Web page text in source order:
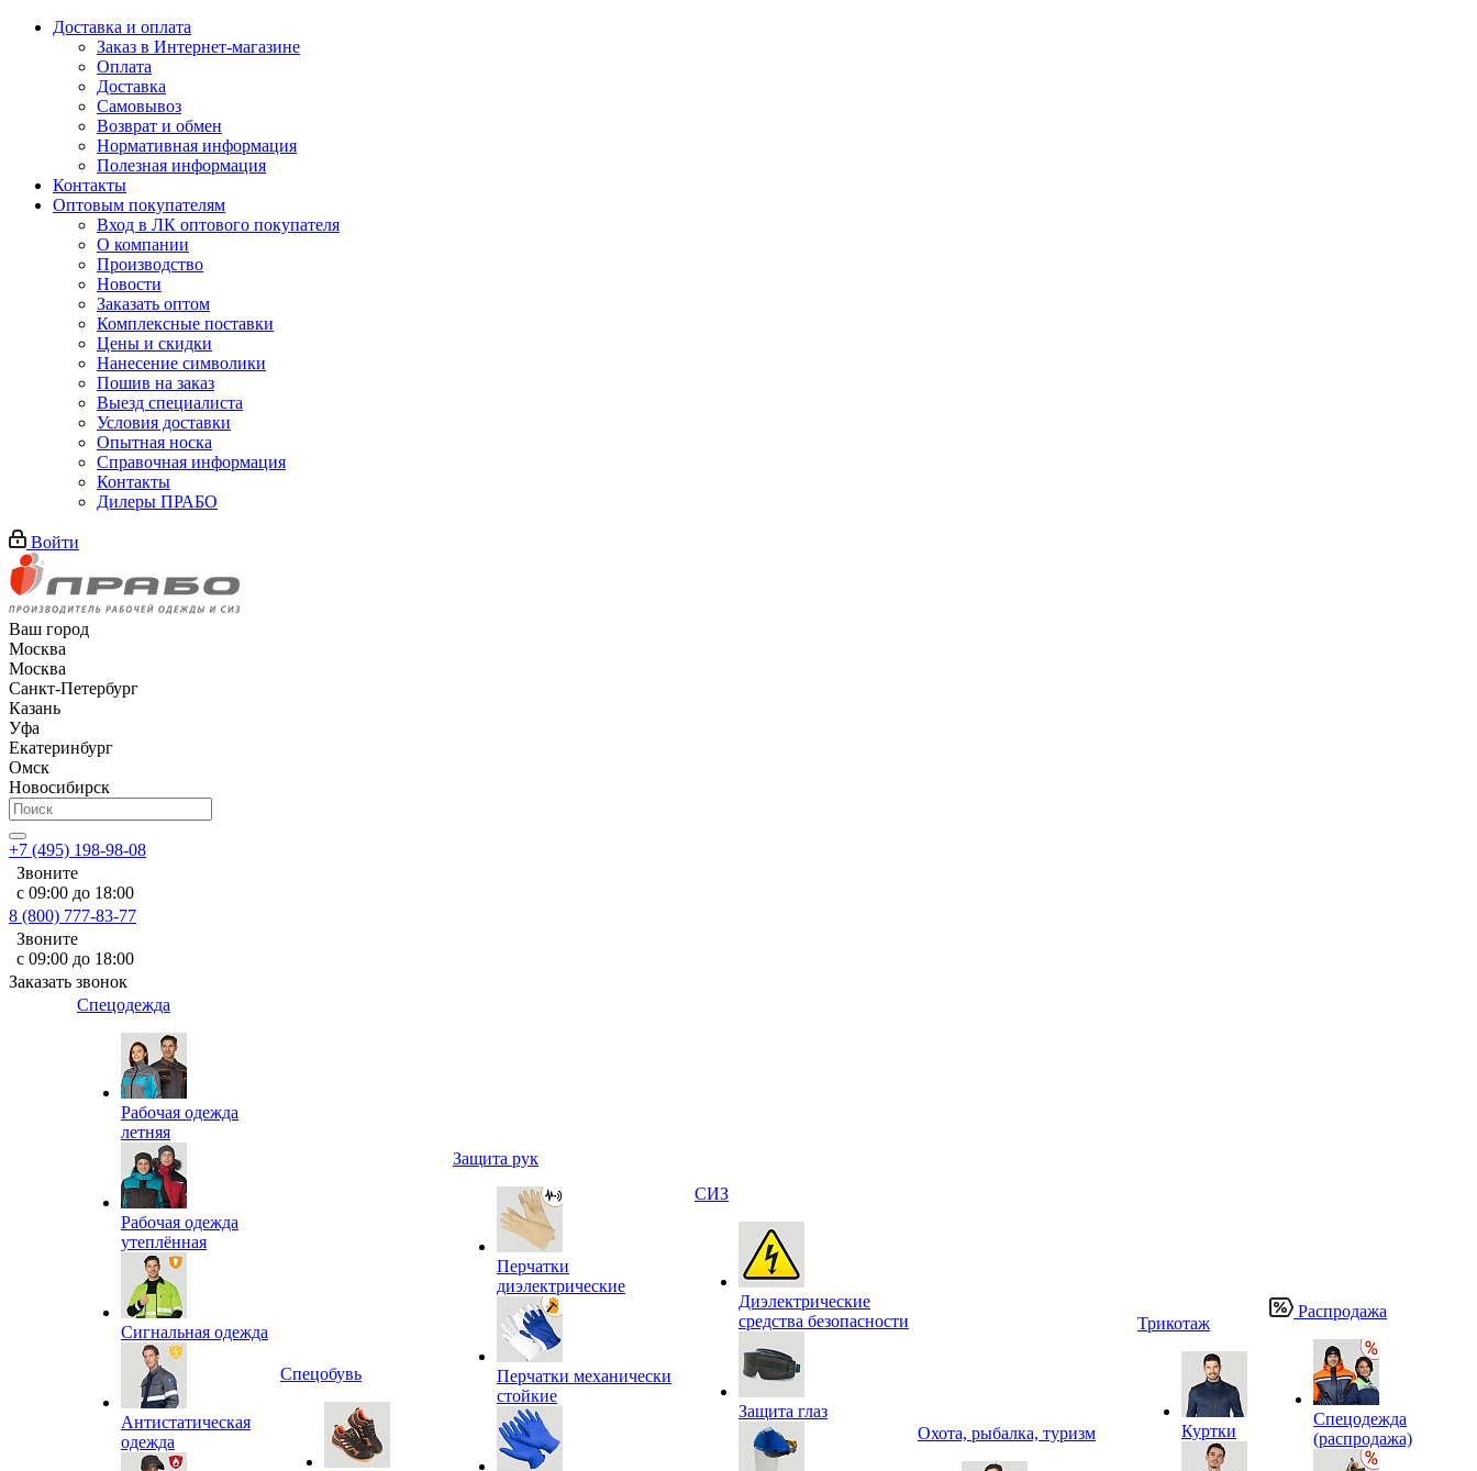
Доставка и оплата
Заказ в Интернет-магазине
Оплата
Доставка
Самовывоз
Возврат и обмен
Нормативная информация
Полезная информация
Контакты
Оптовым покупателям
Вход в ЛК оптового покупателя
О компании
Производство
Новости
Заказать оптом
Комплексные поставки
Цены и скидки
Нанесение символики
Пошив на заказ
Выезд специалиста
Условия доставки
Опытная носка
Справочная информация
Контакты
Дилеры ПРАБО
Войти
Ваш город
Москва
Москва
Санкт-Петербург
Казань
Уфа
Екатеринбург
Омск
Новосибирск
+7 (495) 198-98-08
Звоните
с 09:00 до 18:00
8 (800) 777-83-77
Звоните
с 09:00 до 18:00
Заказать звонок
Спецодежда
Рабочая одежда
летняя
Рабочая одежда
утеплённая
Сигнальная одежда
Антистатическая
одежда
Спецобувь
Защита рук
Перчатки
диэлектрические
Перчатки механически
стойкие
СИЗ
Диэлектрические
средства безопасности
Защита глаз
Охота, рыбалка, туризм
Трикотаж
Куртки
Распродажа
Спецодежда
(распродажа)